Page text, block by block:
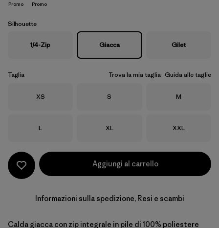
Promo Promo
Silhouette
1/4-Zip Giacca Gilet
Taglia Trova la mia taglia Guida alle taglie
Taglia
XS Taglia
S Taglia
M
Taglia
L Taglia
XL Taglia
XXL
Aggiungi al carrello
Informazioni sulla spedizione, Resi e scambi
Calda giacca con zip integrale in pile di 100% poliestere